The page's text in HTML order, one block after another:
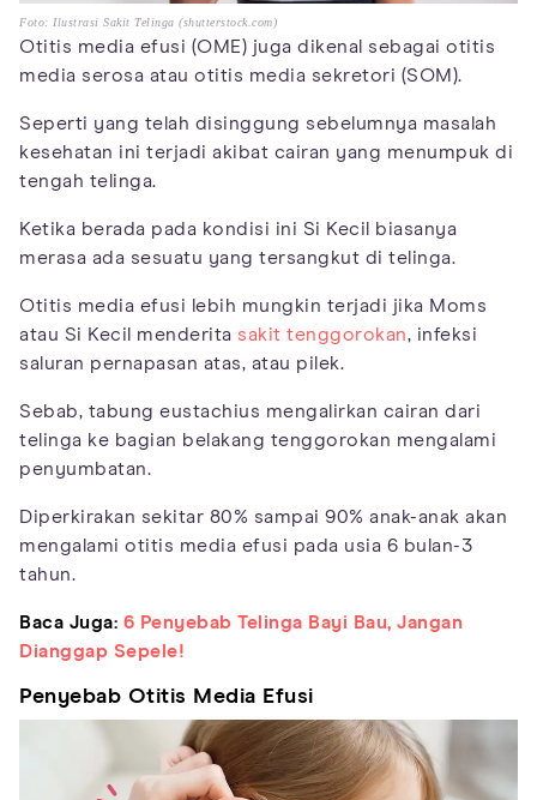
Foto: Ilustrasi Sakit Telinga (shutterstock.com)
Otitis media efusi (OME) juga dikenal sebagai otitis
media serosa atau otitis media sekretori (SOM).
Seperti yang telah disinggung sebelumnya masalah
kesehatan ini terjadi akibat cairan yang menumpuk di
tengah telinga.
Ketika berada pada kondisi ini Si Kecil biasanya
merasa ada sesuatu yang tersangkut di telinga.
Otitis media efusi lebih mungkin terjadi jika Moms
atau Si Kecil menderita sakit tenggorokan, infeksi
saluran pernapasan atas, atau pilek.
Sebab, tabung eustachius mengalirkan cairan dari
telinga ke bagian belakang tenggorokan mengalami
penyumbatan.
Diperkirakan sekitar 80% sampai 90% anak-anak akan
mengalami otitis media efusi pada usia 6 bulan-3
tahun.
Baca Juga: 6 Penyebab Telinga Bayi Bau, Jangan
Dianggap Sepele!
Penyebab Otitis Media Efusi